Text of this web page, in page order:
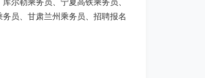
员、甘肃兰州乘务员、招聘报名